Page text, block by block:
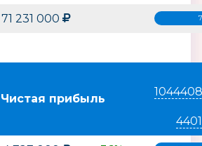
71 231 000
Чистая прибыль